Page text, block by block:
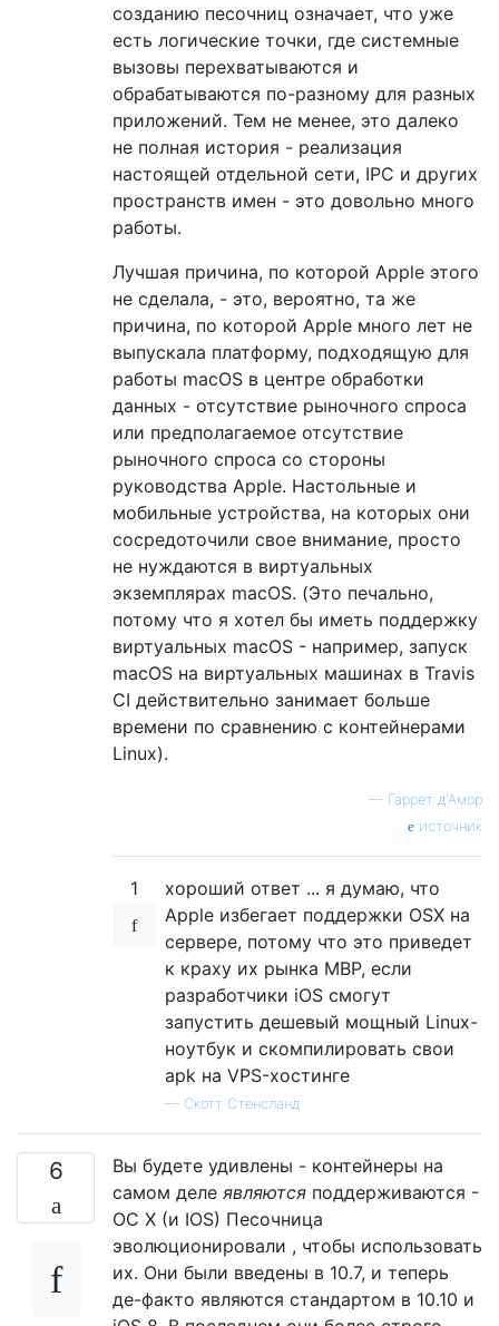
созданию песочниц означает, что уже
есть логические точки, где системные
вызовы перехватываются и
обрабатываются по-разному для разных
приложений. Тем не менее, это далеко
не полная история - реализация
настоящей отдельной сети, IPC и других
пространств имен - это довольно много
работы.
Лучшая причина, по которой Apple этого
не сделала, - это, вероятно, та же
причина, по которой Apple много лет не
выпускала платформу, подходящую для
работы macOS в центре обработки
данных - отсутствие рыночного спроса
или предполагаемое отсутствие
рыночного спроса со стороны
руководства Apple. Настольные и
мобильные устройства, на которых они
сосредоточили свое внимание, просто
не нуждаются в виртуальных
экземплярах macOS. (Это печально,
потому что я хотел бы иметь поддержку
виртуальных macOS - например, запуск
macOS на виртуальных машинах в Travis
CI действительно занимает больше
времени по сравнению с контейнерами
Linux).
— Гаррет д'Амор
источник
1
хороший ответ ... я думаю, что
Apple избегает поддержки OSX на
сервере, потому что это приведет
к краху их рынка MBP, если
разработчики iOS смогут
запустить дешевый мощный Linux-
ноутбук и скомпилировать свои
apk на VPS-хостинге
— Скотт Стенсланд
6
Вы будете удивлены - контейнеры на
самом деле являются поддерживаются -
ОС X (и IOS) Песочница
эволюционировали , чтобы использовать
их. Они были введены в 10.7, и теперь
де-факто являются стандартом в 10.10 и